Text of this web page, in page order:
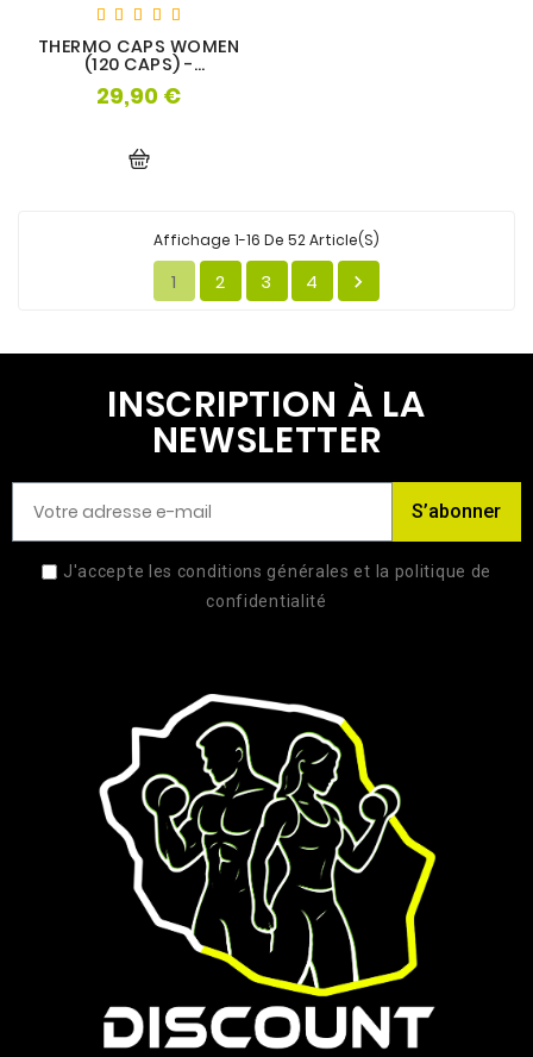
THERMO CAPS WOMEN
(120 CAPS) -
NUTRIVERSUM
29,90 €Prix
Affichage 1-16 De 52 Article(s)
1 2 3 4 
INSCRIPTION À LA
NEWSLETTER
S’abonner
J'accepte les conditions générales et la politique de
confidentialité